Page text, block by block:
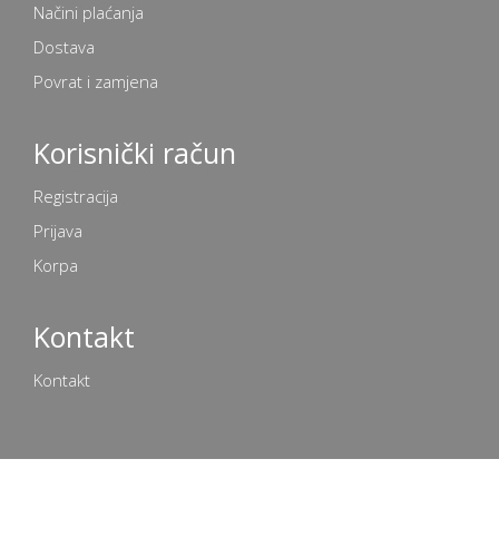
Načini plaćanja
Dostava
Povrat i zamjena
Korisnički račun
Registracija
Prijava
Korpa
Kontakt
Kontakt